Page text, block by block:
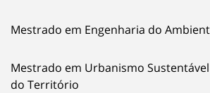
Mestrado em Engenharia do
Mestrado em Urbanismo
do Território